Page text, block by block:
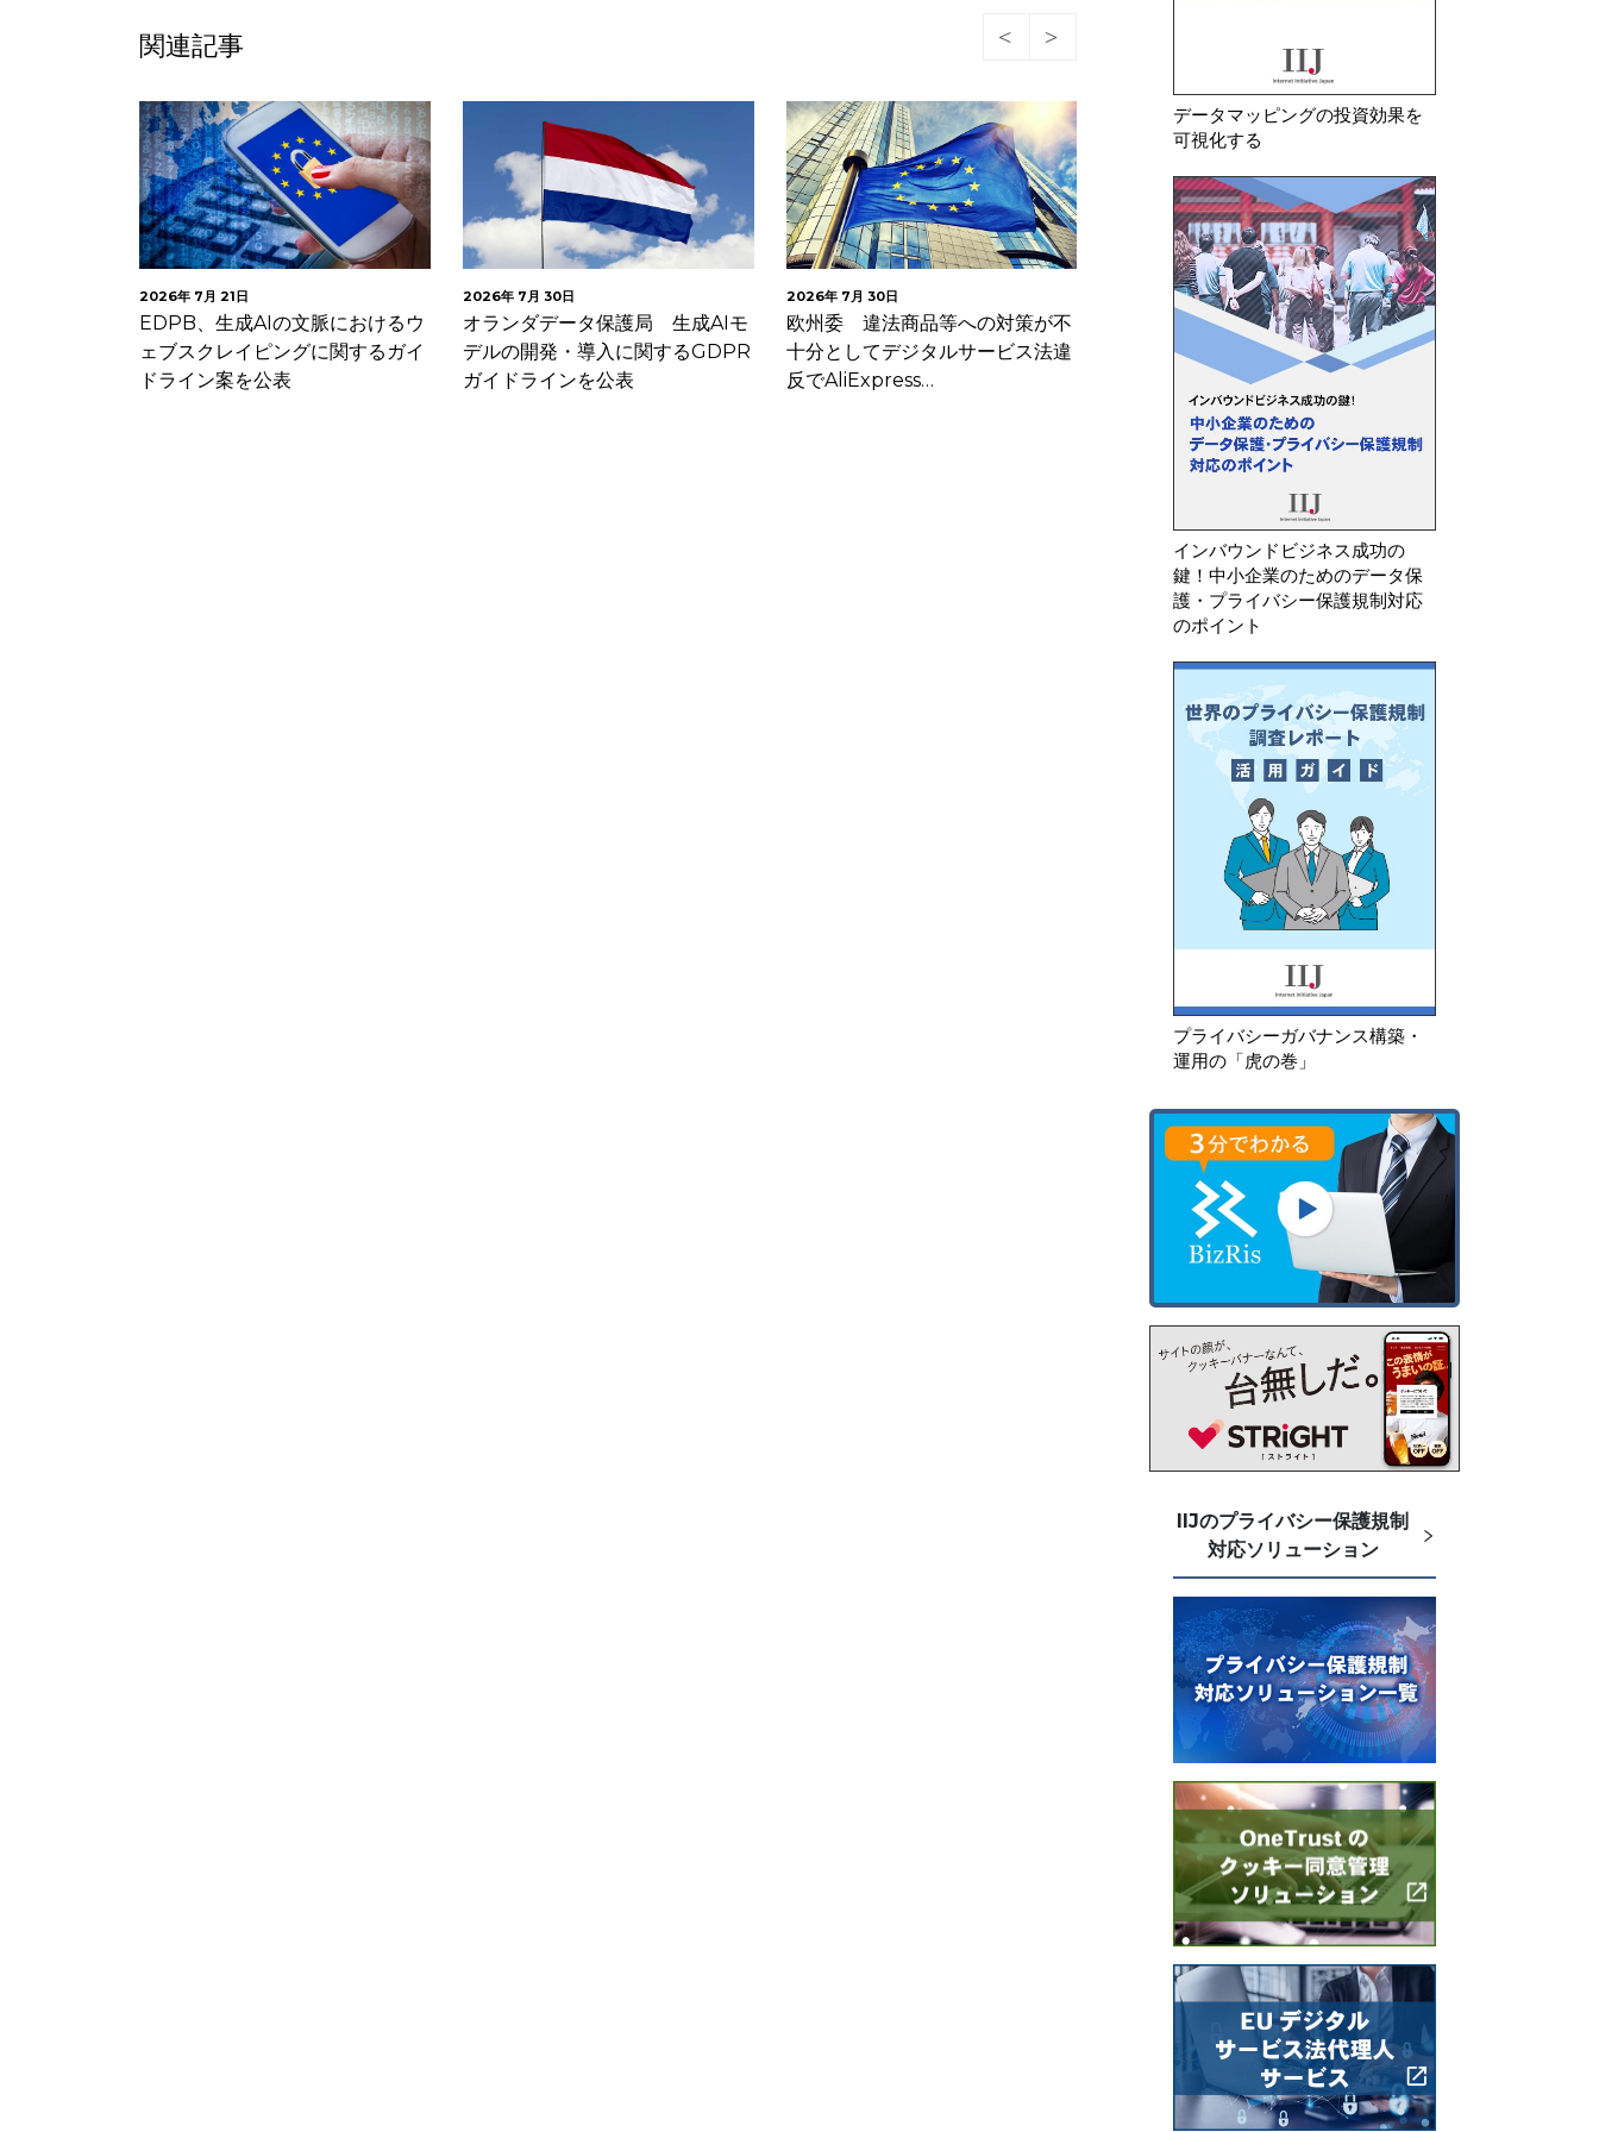
関連記事
2026年 7月 21日
EDPB、生成AIの文脈におけるウ
ェブスクレイピングに関するガイ
ドライン案を公表
2026年 7月 30日
オランダデータ保護局 生成AIモ
デルの開発・導入に関するGDPR
ガイドラインを公表
2026年 7月 30日
欧州委 違法商品等への対策が不
十分としてデジタルサービス法違
反でAliExpress…
2026年 7月 24日
イタリア 年齢確認及びAIモデル
事前学習に関する情報提供の不備
等で米国生成AI企業に…
2026年 7月 23日
データマッピングの投資効果を
可視化する
インバウンドビジネス成功の
鍵！中小企業のためのデータ保
護・プライバシー保護規制対応
のポイント
プライバシーガバナンス構築・
運用の「虎の巻」
IIJのプライバシー保護規制
対応ソリューション